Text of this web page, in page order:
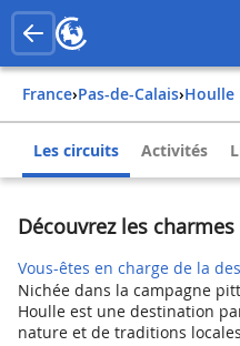
France› Pas-de-Calais› Houlle
Les circuits Activités
Découvrez les
Vous-êtes en charge de la
Nichée dans la campagne
Houlle est une destination
nature et de traditions